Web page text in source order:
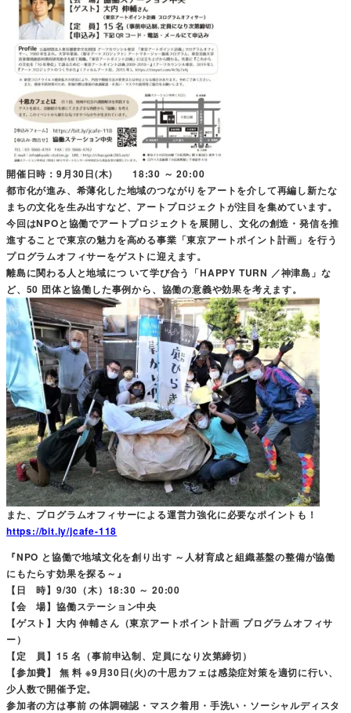
開催日時：9月30日(木) 18:30 ～ 20:00
都市化が進み、希薄化した地域のつながりをアートを介して再編し新たな
まちの文化を生み出すなど、アートプロジェクトが注目を集めています。
今回はNPOと協働でアートプロジェクトを展開し、文化の創造・発信を推
進することで東京の魅力を高める事業「東京アートポイント計画」を行う
プログラムオフィサーをゲストに迎えます。
離島に関わる人と地域につ いて学び合う「HAPPY TURN ／神津島」な
ど、50 団体と協働した事例から、協働の意義や効果を考えます。
また、プログラムオフィサーによる運営力強化に必要なポイントも！
https://bit.ly/jcafe-118
『NPO と協働で地域文化を創り出す ～人材育成と組織基盤の整備が協働
にもたらす効果を探る～』
【日 時】9/30（木）18:30 ～ 20:00
【会 場】協働ステーション中央
【ゲスト】大内 伸輔さん（東京アートポイント計画 プログラムオフィサ
ー）
【定 員】15 名（事前申込制、定員になり次第締切）
【参加費】 無 料 ※9月30日(火)の十思カフェは感染症対策を適切に行い、
少人数で開催予定。
参加者の方は事前 の体調確認・マスク着用・手洗い・ソーシャルディスタ